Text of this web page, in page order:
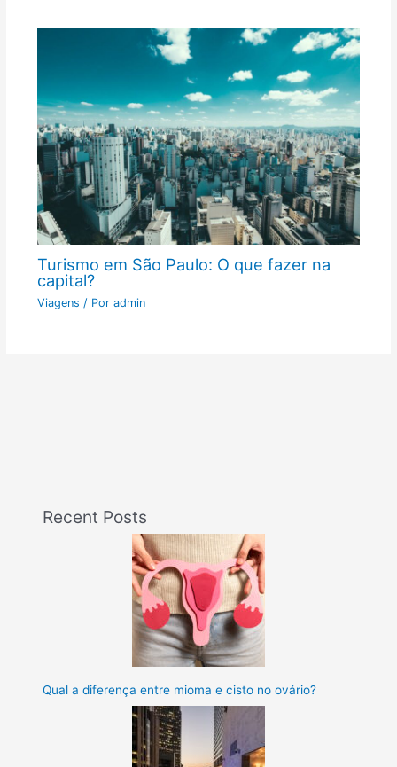
Turismo em São Paulo: O que fazer na
capital?
Viagens / Por admin
Recent Posts
Qual a diferença entre mioma e cisto no ovário?